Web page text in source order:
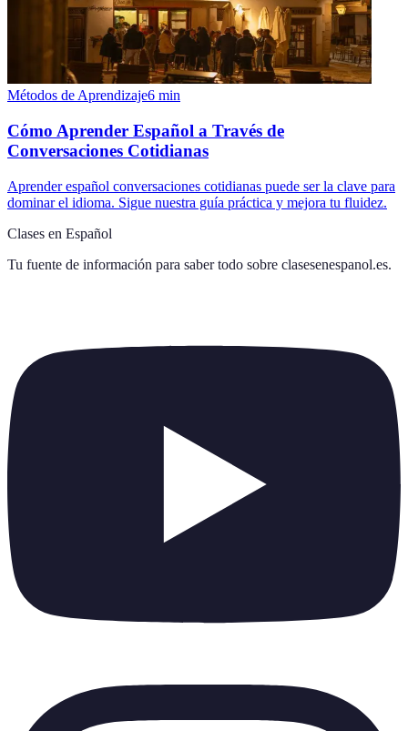
Métodos de Aprendizaje6 min
Cómo Aprender Español a Través de
Conversaciones Cotidianas
Aprender español conversaciones cotidianas puede ser la clave para
dominar el idioma. Sigue nuestra guía práctica y mejora tu fluidez.
Clases en Español
Tu fuente de información para saber todo sobre clasesenespanol.es.